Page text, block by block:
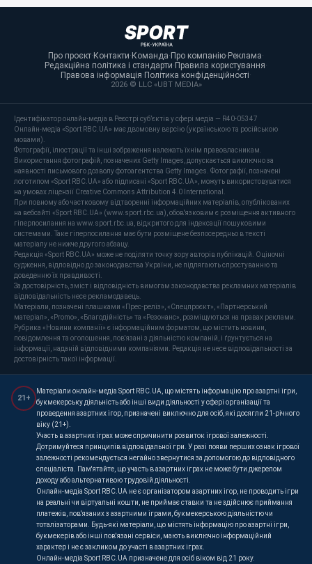
Про проєкт·Контакти·Команда·Про компанію·Реклама·
Редакційна політика і стандарти·Правила користування·
Правова інформація·Політика конфіденційності·
2026 © LLC «UBT MEDIA»
Ідентифікатор онлайн-медіа в Реєстрі суб’єктів у сфері медіа — R40-05347
Онлайн-медіа «Sport RBC.UA» має двомовну версію (українською та російською
мовами).
Фотографії, ілюстрації та інші зображення належать їхнім правовласникам.
Використання фотографій, позначених Getty Images, допускається виключно за
наявності письмового дозволу фотоагентства Getty Images. Фотографії, позначені
логотипом «Sport RBC.UA» або підписані «Sport RBC.UA», можуть використовуватися
на умовах ліцензії Creative Commons Attribution 4.0 International.
При повному або частковому відтворенні інформаційних матеріалів, опублікованих
на вебсайті «Sport RBC.UA» (www.sport.rbc.ua), обов'язковим є розміщення активного
гіперпосилання на www.sport.rbc.ua, відкритого для індексації пошуковими
системами. Таке гіперпосилання має бути розміщене безпосередньо в тексті
матеріалу не нижче другого абзацу.
Редакція «Sport RBC.UA» може не поділяти точку зору авторів публікацій. Оціночні
судження, відповідно до законодавства України, не підлягають спростуванню та
доведенню їх правдивості.
За достовірність, зміст і відповідність вимогам законодавства рекламних матеріалів
відповідальність несе рекламодавець.
Матеріали, позначені плашками «Прес-реліз», «Спецпроєкт», «Партнерський
матеріал», «Promo», «Благодійність» та «Резонанс», розміщуються на правах реклами.
Рубрика «Новини компанії» є інформаційним форматом, що містить новини,
повідомлення та оголошення, пов'язані з діяльністю компаній, і ґрунтується на
інформації, наданій відповідними компаніями. Редакція не несе відповідальності за
достовірність такої інформації.
21+
Матеріали онлайн-медіа Sport RBC.UA, що містять інформацію про азартні ігри,
букмекерську діяльність або інші види діяльності у сфері організації та
проведення азартних ігор, призначені виключно для осіб, які досягли 21-річного
віку (21+).
Участь в азартних іграх може спричинити розвиток ігрової залежності.
Дотримуйтеся принципів відповідальної гри. У разі появи перших ознак ігрової
залежності рекомендується негайно звернутися за допомогою до відповідного
спеціаліста. Пам'ятайте, що участь в азартних іграх не може бути джерелом
доходу або альтернативою трудовій діяльності.
Онлайн-медіа Sport RBC.UA не є організатором азартних ігор, не проводить ігри
на реальні чи віртуальні кошти, не приймає ставки та не здійснює приймання
платежів, пов'язаних з азартними іграми, букмекерською діяльністю чи
тоталізаторами. Будь-які матеріали, що містять інформацію про азартні ігри,
букмекерів або інші пов'язані сервіси, мають виключно інформаційний
характер і не є закликом до участі в азартних іграх.
Онлайн-медіа Sport RBC.UA призначене для осіб віком від 21 року.